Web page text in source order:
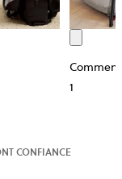
1
CONFIANCE